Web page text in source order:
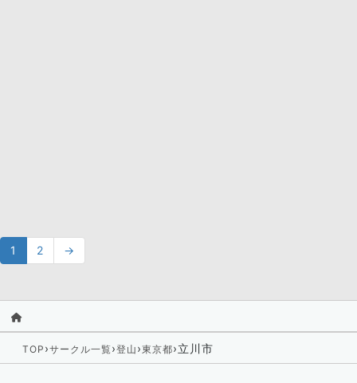
1 2 →
TOP ›サークル一覧›登山 ›東京都›立川市